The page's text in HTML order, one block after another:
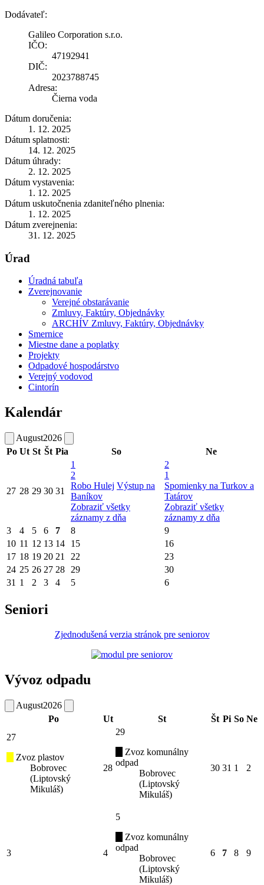
Dodávateľ:
Galileo Corporation s.r.o.
IČO:
47192941
DIČ:
2023788745
Adresa:
Čierna voda
Dátum doručenia:
1. 12. 2025
Dátum splatnosti:
14. 12. 2025
Dátum úhrady:
2. 12. 2025
Dátum vystavenia:
1. 12. 2025
Dátum uskutočnenia zdaniteľného plnenia:
1. 12. 2025
Dátum zverejnenia:
31. 12. 2025
Úrad
Úradná tabuľa
Zverejnovanie
Verejné obstarávanie
Zmluvy, Faktúry, Objednávky
ARCHÍV Zmluvy, Faktúry, Objednávky
Smernice
Miestne dane a poplatky
Projekty
Odpadové hospodárstvo
Verejný vodovod
Cintorín
Kalendár
August2026
Po Ut St Št Pia So Ne
27 28 29 30 31
1
2
Robo Hulej Výstup na
Baníkov
Zobraziť všetky
záznamy z dňa
2
1
Spomienky na Turkov a
Tatárov
Zobraziť všetky
záznamy z dňa
3
4 5 6 7 8
9
10 11 12 13 14 15
16
17 18 19 20 21 22
23
24 25 26 27 28 29
30
31 1 2 3 4 5 6
Seniori
Zjednodušená verzia stránok pre seniorov
Vývoz odpadu
August2026
Po
Ut St Št Pi So Ne
27
Zvoz plastov
Bobrovec
(Liptovský
Mikuláš)
28
29
Zvoz komunálny
odpad
Bobrovec
(Liptovský
Mikuláš)
30 31 1 2
3 4
5
Zvoz komunálny
odpad
Bobrovec
(Liptovský
Mikuláš)
6 7 8 9